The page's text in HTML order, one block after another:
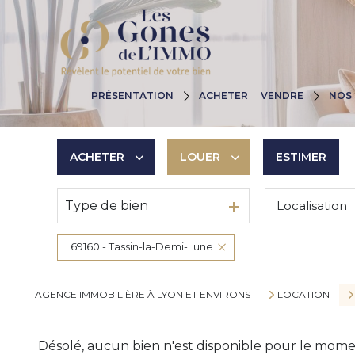
PRÉSENTATION
Nos Agences
Nos Valeurs
Nos Engagements
ACHETER VENDRE
Pourquoi Nous
Estimez Votre
Les Huit Étapes
NOS
ACHETER
De l'ancien
De l'immo pro
LOUER
à l'année
De l'immo pro
ESTIMER
Type de bien Localisation
69160 - Tassin-la-Demi-Lune
AGENCE IMMOBILIÈRE À LYON ET ENVIRONS LOCATION
Désolé, aucun bien n'est disponible pour le